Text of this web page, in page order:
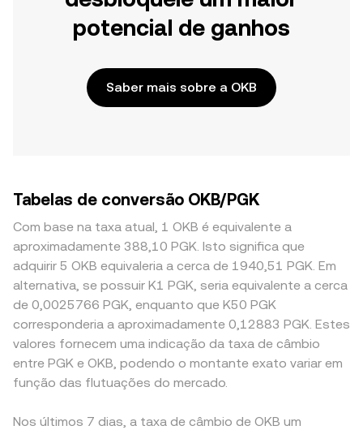
potencial de ganhos
Saber mais sobre a OKB
Tabelas de conversão OKB/PGK
Com base na taxa atual, 1 OKB é equivalente a
aproximadamente 388,10 PGK. Isto significa que
adquirir 5 OKB equivaleria a cerca de 1940,51 PGK. Em
alternativa, se possuir K1 PGK, seria equivalente a cerca
de 0,0025766 PGK, enquanto que K50 PGK
corresponderia a aproximadamente 0,12883 PGK. Estes
valores fornecem uma indicação da taxa de câmbio
entre PGK e OKB, podendo o montante exato variar em
função das flutuações do mercado.
Nos últimos 7 dias, a taxa de câmbio de OKB um